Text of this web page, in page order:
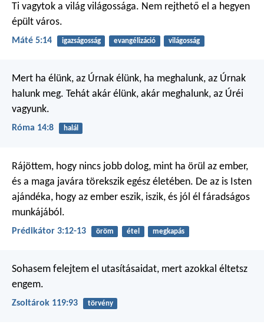
Ti vagytok a világ világossága. Nem rejthető el a hegyen
épült város.
Máté 5:14 igazságosság evangélizáció világosság
Mert ha élünk, az Úrnak élünk, ha meghalunk, az Úrnak
halunk meg. Tehát akár élünk, akár meghalunk, az Úréi
vagyunk.
Róma 14:8 halál
Rájöttem, hogy nincs jobb dolog, mint ha örül az ember,
és a maga javára törekszik egész életében. De az is Isten
ajándéka, hogy az ember eszik, iszik, és jól él fáradságos
munkájából.
Prédikátor 3:12-13 öröm étel megkapás
Sohasem felejtem el utasításaidat, mert azokkal éltetsz
engem.
Zsoltárok 119:93 törvény